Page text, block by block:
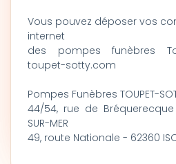
Vous pouvez déposer vos
internet
des pompes funèbres
toupet-sotty.com
Pompes Funèbres TOUPET-
44/54, rue de Bréquerecque
SUR-MER
49, route Nationale - 62360